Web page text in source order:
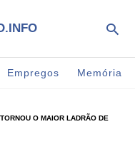
Empregos Memória
O MAIOR LADRÃO DE